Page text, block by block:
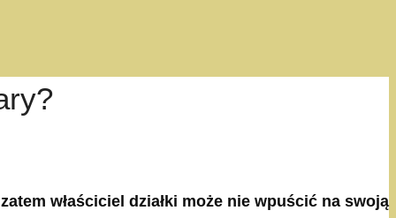
właściciel działki może nie wpuścić na swoją